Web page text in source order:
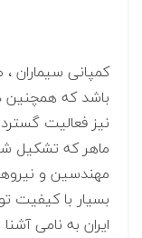
کمپانی سیماران
باشد که
نیز فعالیت
ماهر که تشکیل
مهندسین و
بسیار با کیفیت
ایران به نامی